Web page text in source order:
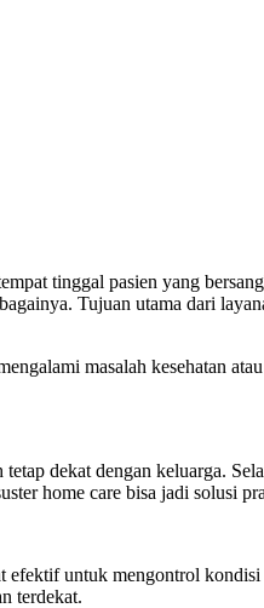
tinggal pasien yang
Tujuan utama dari
masalah kesehatan
dekat dengan keluarga.
home care bisa jadi solusi
untuk mengontrol kondisi
terdekat.